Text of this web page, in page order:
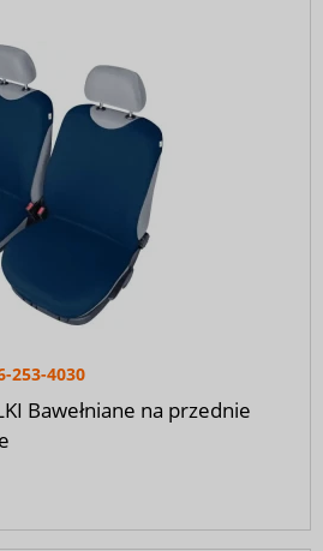
253-4030
Bawełniane na przednie